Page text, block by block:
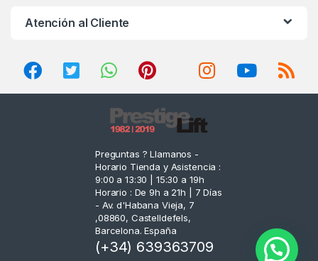
Atención al Cliente
Preguntas ? Llamanos -
Horario Tienda y Asistencia :
9:00 a 13:30 | 15:30 a 19h
Horario : De 9h a 21h | 7 Días
- Av. d'Habana Vieja, 7
,08860, Castelldefels,
Barcelona. España
(+34) 639363709